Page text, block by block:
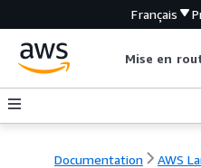
Français
Mise en
Documentation AWS